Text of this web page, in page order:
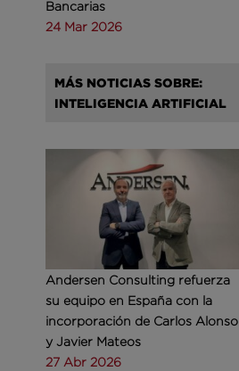
Bancarias
24 Mar 2026
MÁS NOTICIAS SOBRE:
INTELIGENCIA ARTIFICIAL
Andersen Consulting refuerza
su equipo en España con la
incorporación de Carlos Alonso
y Javier Mateos
27 Abr 2026